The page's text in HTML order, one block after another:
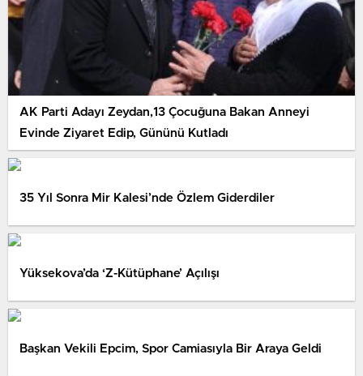
AK Parti Adayı Zeydan,13 Çocuğuna Bakan Anneyi
Evinde Ziyaret Edip, Gününü Kutladı
35 Yıl Sonra Mir Kalesi’nde Özlem Giderdiler
Yüksekova’da ‘Z-Kütüphane’ Açılışı
Başkan Vekili Epcim, Spor Camiasıyla Bir Araya Geldi